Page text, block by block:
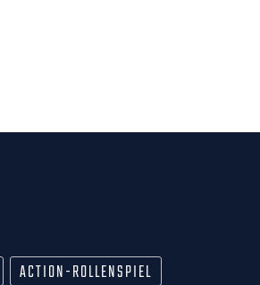
ACTION-ROLLENSPIEL